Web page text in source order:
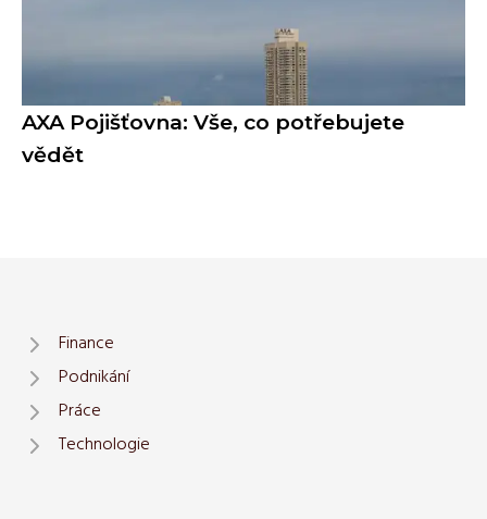
AXA Pojišťovna: Vše, co potřebujete
vědět
Finance
Podnikání
Práce
Technologie